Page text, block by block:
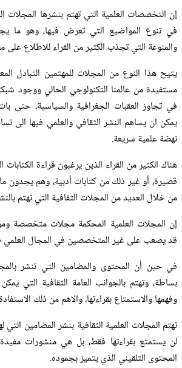
إن التخصصات العلمية التي تهتم بنشرها المجلات
في تنوع المواضيع التي تعرض فيها، وهو ما
والمنوعة التي تجذب الكثير من القراء للاطلاع على
يتيح هذا النوع من المجلات للمهتمين التبادل
مستفيدة من عالمنا التكنولوجي الحالي ووجود
في تجاوز العقبات الجغرافية والسياسية، حتى
يمكن ان يساهم النشر الثقافي والعلمي فيها الى
نهضة علمية سريعة.
هناك الكثير من القراء الذين يرغبون قراءة
قصيرة، أو غير ذلك من كتابات أدبية، وهم يجدون
من خلال العديد من المجلات الثقافية التي تهتم
إن المجلات العلمية المحكمة مجلات متخصصة
قد يصعب على غير المتخصصين في المجال العلمي
في حين أن المحتوى والمضامين التي تنشر
بساطة، وتهتم بالجوانب العامة الثقافية التي
وفهمها والاستمتاع بقراءتها، والاهم من ذلك
تهتم المجلات العلمية الثقافية بنشر المضامين التي
لن يستمتع بقراءتها فقط، بل هي منشورات
المحتوى التلقيني الذي يتميز بجموده.